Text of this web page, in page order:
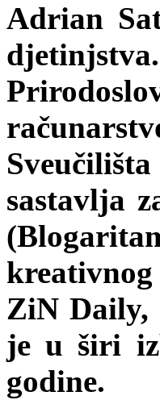
Adrian
sastavlja
ZiN Daily,
je u širi
godine.